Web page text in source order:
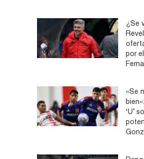
¿Se
por
«Se
‘U’